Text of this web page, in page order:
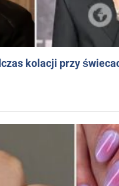
kolacji przy